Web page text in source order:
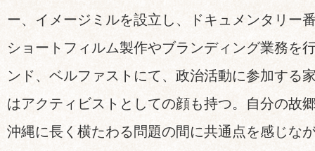
ー、イメージミルを設立し、ドキュメンタリー
ショートフィルム製作やブランディング業務を
ンド、ベルファストにて、政治活動に参加する
はアクティビストとしての顔も持つ。自分の故
沖縄に長く横たわる問題の間に共通点を感じな